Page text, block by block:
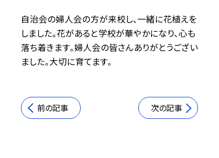
自治会の婦人会の方が来校し、一緒に花植えを
しました。花があると学校が華やかになり、心も
落ち着きます。婦人会の皆さんありがとうござい
ました。大切に育てます。
前の記事 次の記事